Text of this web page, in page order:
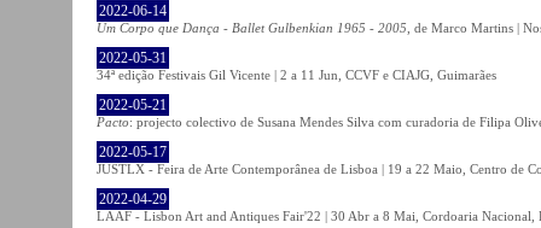
2022-06-14
Um Corpo que Dança - Ballet Gulbenkian 1965 - 2005 , de Marco Martins |
2022-05-31
34ª edição Festivais Gil Vicente | 2 a 11 Jun, CCVF e CIAJG, Guimarães
2022-05-21
Pacto: projecto colectivo de Susana Mendes Silva com curadoria de Filipa
2022-05-17
JUSTLX - Feira de Arte Contemporânea de Lisboa | 19 a 22 Maio, Centro de
2022-04-29
LAAF - Lisbon Art and Antiques Fair'22 | 30 Abr a 8 Mai, Cordoaria Nacional,